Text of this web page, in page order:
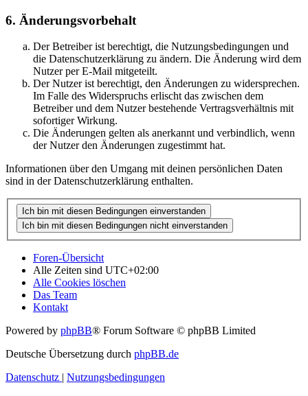
6. Änderungsvorbehalt
Der Betreiber ist berechtigt, die Nutzungsbedingungen und
die Datenschutzerklärung zu ändern. Die Änderung wird dem
Nutzer per E-Mail mitgeteilt.
Der Nutzer ist berechtigt, den Änderungen zu widersprechen.
Im Falle des Widerspruchs erlischt das zwischen dem
Betreiber und dem Nutzer bestehende Vertragsverhältnis mit
sofortiger Wirkung.
Die Änderungen gelten als anerkannt und verbindlich, wenn
der Nutzer den Änderungen zugestimmt hat.
Informationen über den Umgang mit deinen persönlichen Daten
sind in der Datenschutzerklärung enthalten.
Foren-Übersicht
Alle Zeiten sind UTC+02:00
Alle Cookies löschen
Das Team
Kontakt
Powered by phpBB® Forum Software © phpBB Limited
Deutsche Übersetzung durch phpBB.de
Datenschutz | Nutzungsbedingungen